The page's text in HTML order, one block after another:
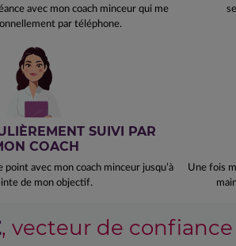
avec mon coach minceur qui me
par téléphone.
SUIVI PAR
COACH
avec mon coach minceur jusqu’à
de mon objectif.
Une fois
, vecteur de confiance